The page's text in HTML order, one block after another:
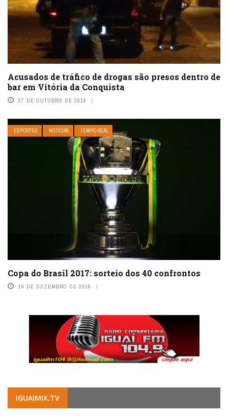
Acusados de tráfico de drogas são presos dentro de
bar em Vitória da Conquista
27 DE OUTUBRO DE 2016
ESPORTES NOTÍCIAS TEMPO REAL
Copa do Brasil 2017: sorteio dos 40 confrontos
14 DE DEZEMBRO DE 2016
IGUAIMIX.TV